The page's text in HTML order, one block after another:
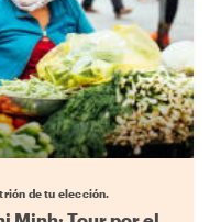
de tu elección.